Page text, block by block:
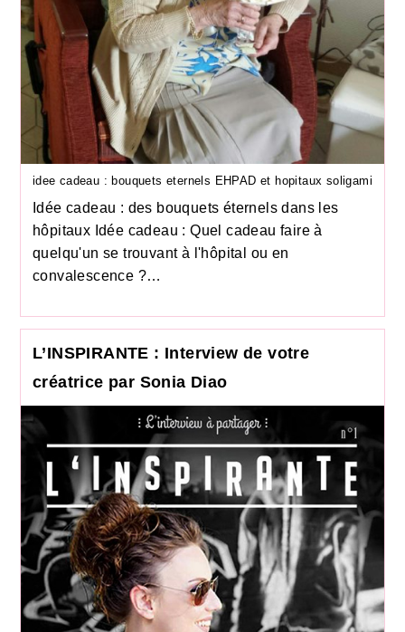
idee cadeau : bouquets eternels EHPAD et hopitaux soligami
Idée cadeau : des bouquets éternels dans les
hôpitaux Idée cadeau : Quel cadeau faire à
quelqu'un se trouvant à l'hôpital ou en
convalescence ?…
L’INSPIRANTE : Interview de votre
créatrice par Sonia Diao